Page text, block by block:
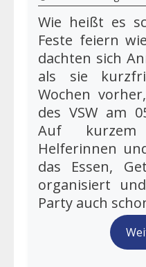
Wie heißt es
Feste feiern
dachten sich
als sie
Wochen
des VSW am
Auf kurzem
Helferinnen
das Essen,
organisiert
Party auch